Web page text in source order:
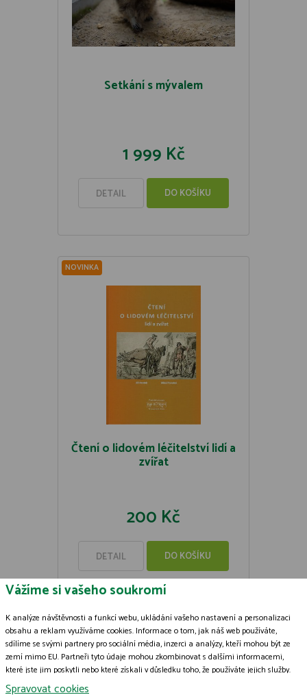
Setkání s mývalem
1 999 Kč
DETAIL DO KOŠÍKU
NOVINKA
Čtení o lidovém léčitelství lidí a
zvířat
200 Kč
DETAIL DO KOŠÍKU
© 2009-2026 ČSOP Vlašim,všechna práva vyhrazena
Zásady zpracování souborů cookies
Grafický návrh
Vážíme si vašeho soukromí
K analýze návštěvnosti a funkcí webu, ukládání vašeho nastavení a personalizaci
obsahu a reklam využíváme cookies. Informace o tom, jak náš web používáte,
sdílíme se svými partnery pro sociální média, inzerci a analýzy, kteří mohou být ze
zemí mimo EU. Partneři tyto údaje mohou zkombinovat s dalšími informacemi,
které jste jim poskytli nebo které získali v důsledku toho, že používáte jejich služby.
Podrobné informace
Spravovat cookies